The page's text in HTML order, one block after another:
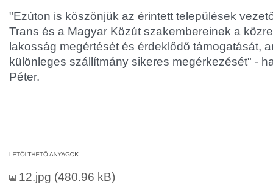
"Ezúton is köszönjük az érintett települések
Trans és a Magyar Közút szakembereinek a
lakosság megértését és érdeklődő támogatását,
különleges szállítmány sikeres megérkezését" -
Péter.
12.jpg (480.96 kB)